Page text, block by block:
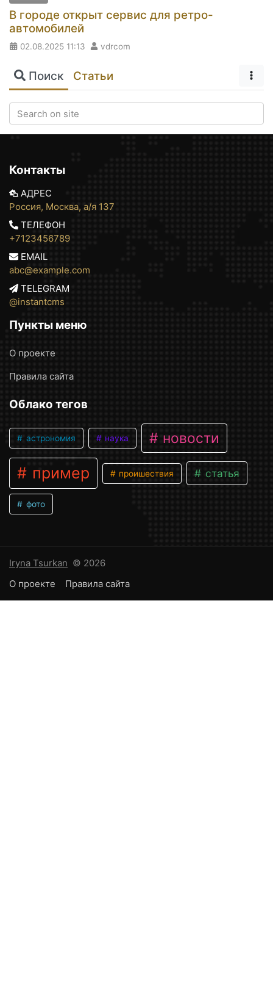
В городе открыт сервис для ретро-
автомобилей
02.08.2025 11:13 vdrcom
Поиск Статьи
Контакты
АДРЕС
Россия, Москва, а/я 137
ТЕЛЕФОН
+7123456789
EMAIL
abc@example.com
TELEGRAM
@instantcms
Пункты меню
О проекте
Правила сайта
Облако тегов
астрономия наука новости
пример проишествия статья
фото
Iryna Tsurkan © 2026
О проекте
Правила сайта